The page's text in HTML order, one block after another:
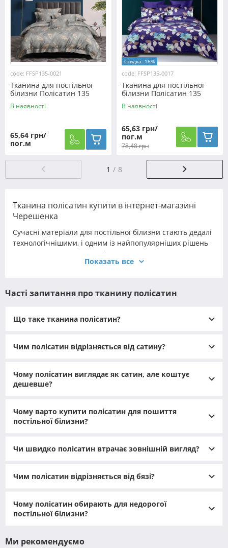
code: FFSP135-0021
Тканина для постільної
білизни Полісатин 135
SP135-0021 (60м)
В наявності
65,64 грн/
пог.м
Скидка -16%
code: FFSP135-0017
Тканина для постільної
білизни Полісатин 135
SP135-0017 (60м)
В наявності
65,63 грн/
пог.м
78,48 грн
1 8
Тканина полісатин купити в інтернет-магазині
Черешенка
Сучасні матеріали для постільної білизни стають дедалі
технологічнішими, і одним із найпопулярніших рішень
залишається тканина полісатин. Вона поєднує
практичність синтетичних волокон і комфорт
матеріал, який здобув довіру завдяки своїй гладкості,
первісний вигляд.
особливим сатиновим переплетенням ниток. Така
структура надає полотну гладку й приємну поверхню,
мнеться, майже не потребує прасування й відзначається
дивовижною стійкістю до зношування, що робить її
Показать все
Часті запитання про тканину полісатин
Що таке тканина полісатин?
Чим полісатин відрізняється від сатину?
Чому полісатин виглядає як сатин, але коштує
дешевше?
Чому варто купити полісатин для пошиття
постільної білизни?
Чи швидко полісатин втрачає зовнішній вигляд?
Чим полісатин відрізняється від бязі?
Чому полісатин обирають для недорогої
постільної білизни?
Ми рекомендуємо